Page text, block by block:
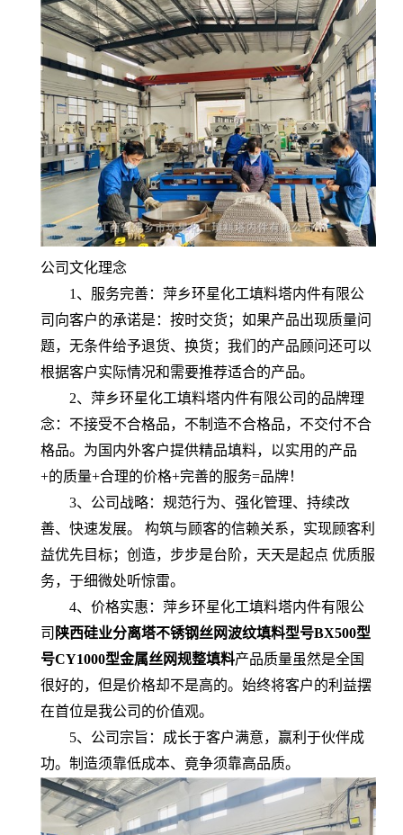
公司文化理念
1、服务完善：萍乡环星化工填料塔内件有限公
司向客户的承诺是：按时交货；如果产品出现质量问
题，无条件给予退货、换货；我们的产品顾问还可以
根据客户实际情况和需要推荐适合的产品。
2、萍乡环星化工填料塔内件有限公司的品牌理
念：不接受不合格品，不制造不合格品，不交付不合
格品。为国内外客户提供精品填料，以实用的产品
+的质量+合理的价格+完善的服务=品牌！
3、公司战略：规范行为、强化管理、持续改
善、快速发展。 构筑与顾客的信赖关系，实现顾客利
益优先目标；创造，步步是台阶，天天是起点 优质服
务，于细微处听惊雷。
4、价格实惠：萍乡环星化工填料塔内件有限公
司 陕西硅业分离塔不锈钢丝网波纹填料型号BX500型
号CY1000型金属丝网规整填料产品质量虽然是全国
很好的，但是价格却不是高的。始终将客户的利益摆
在首位是我公司的价值观。
5、公司宗旨：成长于客户满意，赢利于伙伴成
功。制造须靠低成本、竟争须靠高品质。